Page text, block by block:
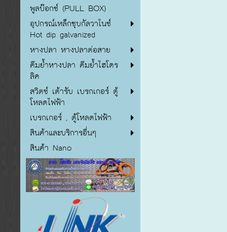
พูลบ๊อกซ์ (PULL BOX)
อุปกรณ์เหล็กชุบกัลวาไนซ์
Hot dip galvanized
หางปลา หางปลาต่อสาย
คีมย้ำหางปลา คีมย้ำไฮโดร
ลิค
สวิตซ์ เต้ารับ เบรกเกอร์ ตู้
โหลดไฟฟ้า
เบรกเกอร์ , ตู้โหลดไฟฟ้า
สินค้าและบริการอื่นๆ
สินค้า Nano